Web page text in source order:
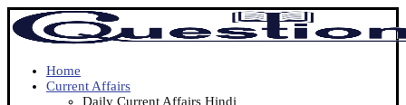
Home
Current Affairs
Daily Current Affairs Hindi